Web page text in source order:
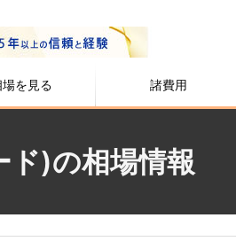
場を見る 諸費用
)の相場情報